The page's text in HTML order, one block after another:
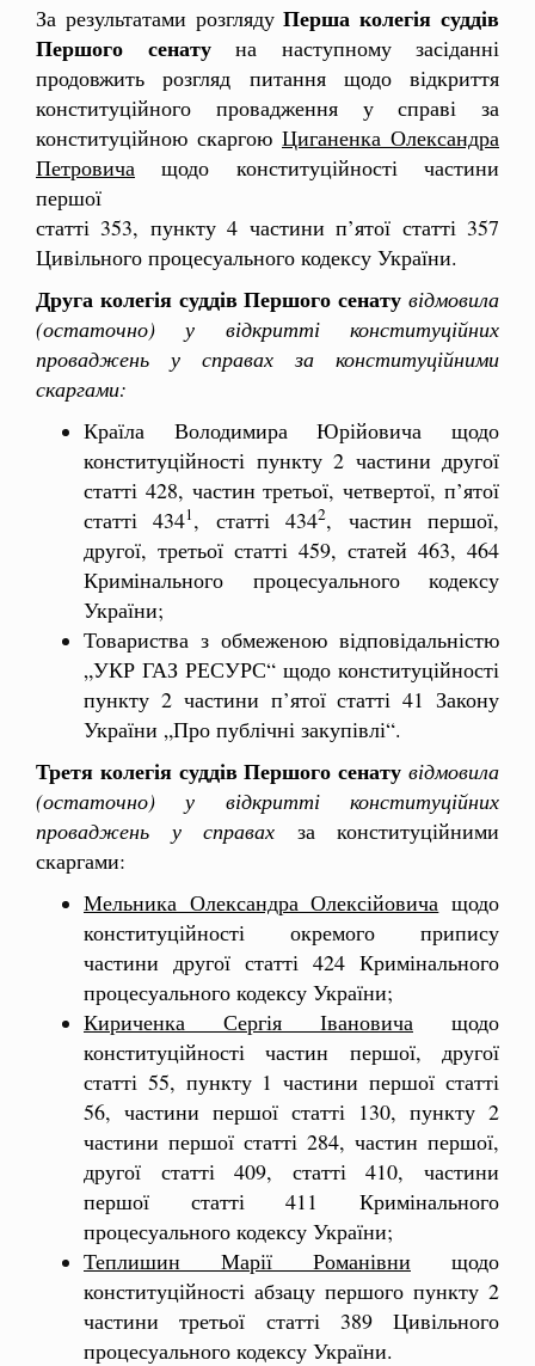
За результатами розглядуПерша колегія суддів
Першого сенатуна наступному засіданні
продовжить розгляд питання щодо відкриття
конституційного провадження у справі за
конституційною скаргою Циганенка Олександра
Петровича щодо конституційності частини
першої
статті 353, пункту 4 частини п’ятої статті 357
Цивільного процесуального кодексу України.
Друга колегія суддів Першого сенату відмовила
(остаточно) у відкритті конституційних
проваджень у справах за конституційними
скаргами:
Країла Володимира Юрійовича щодо
конституційності пункту 2 частини другої
статті 428, частин третьої, четвертої, п’ятої
статті 4341, статті 4342, частин першої,
другої, третьої статті 459, статей 463, 464
Кримінального процесуального кодексу
України;
Товариства з обмеженою відповідальністю
„УКР ГАЗ РЕСУРС“ щодо конституційності
пункту 2 частини п’ятої статті 41 Закону
України „Про публічні закупівлі“.
Третя колегія суддів Першого сенату відмовила
(остаточно) у відкритті конституційних
проваджень у справах за конституційними
скаргами:
Мельника Олександра Олексійовича щодо
конституційності окремого припису
частини другої статті 424 Кримінального
процесуального кодексу України;
Кириченка Сергія Івановича щодо
конституційності частин першої, другої
статті 55, пункту 1 частини першої статті
56, частини першої статті 130, пункту 2
частини першої статті 284, частин першої,
другої статті 409, статті 410, частини
першої статті 411 Кримінального
процесуального кодексу України;
Теплишин Марії Романівни щодо
конституційності абзацу першого пункту 2
частини третьої статті 389 Цивільного
процесуального кодексу України.